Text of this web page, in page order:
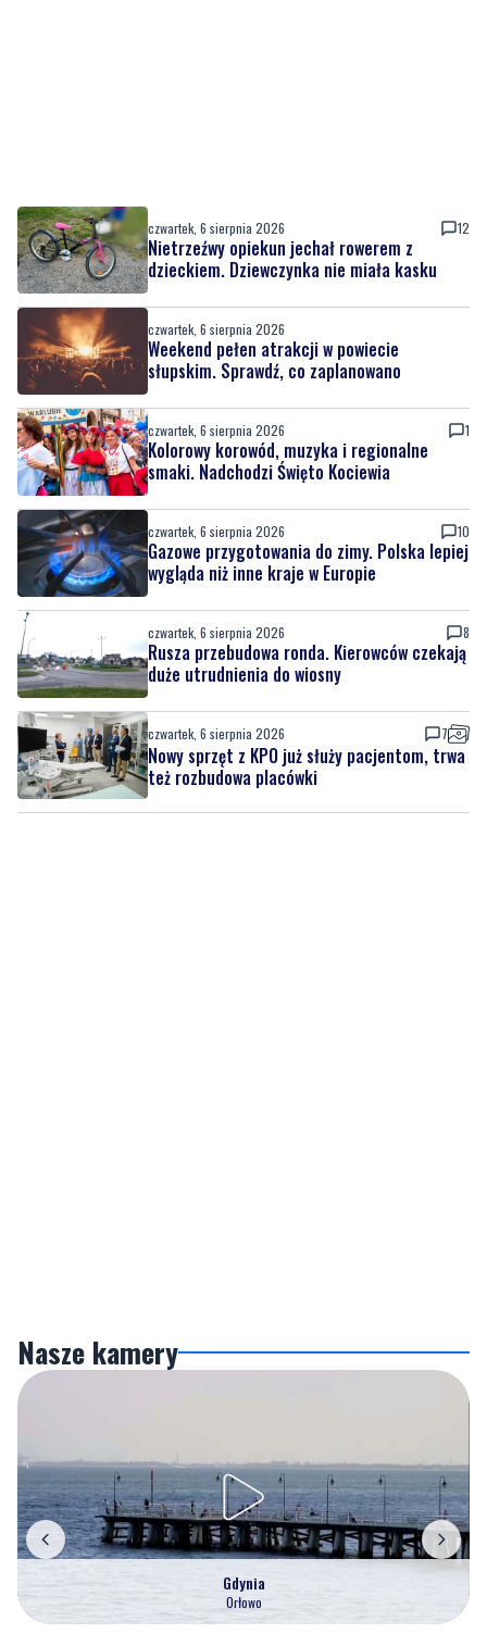
czwartek, 6 sierpnia 2026 12
Nietrzeźwy opiekun jechał rowerem z
dzieckiem. Dziewczynka nie miała kasku
czwartek, 6 sierpnia 2026
Weekend pełen atrakcji w powiecie
słupskim. Sprawdź, co zaplanowano
czwartek, 6 sierpnia 2026 1
Kolorowy korowód, muzyka i regionalne
smaki. Nadchodzi Święto Kociewia
czwartek, 6 sierpnia 2026 10
Gazowe przygotowania do zimy. Polska lepiej
wygląda niż inne kraje w Europie
czwartek, 6 sierpnia 2026 8
Rusza przebudowa ronda. Kierowców czekają
duże utrudnienia do wiosny
czwartek, 6 sierpnia 2026 7
Nowy sprzęt z KPO już służy pacjentom, trwa
też rozbudowa placówki
Nasze kamery
Gdynia
Orłowo